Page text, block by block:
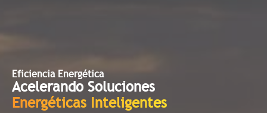
Eficiencia Energética
Acelerando Soluciones
Energéticas Inteligentes